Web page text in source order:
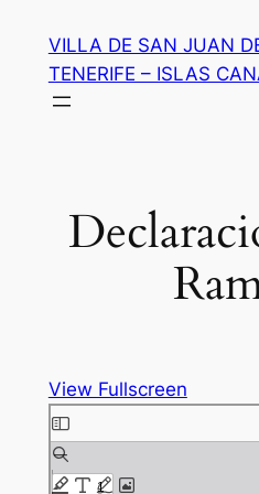
contenido
VILLA DE SAN JUAN
TENERIFE – ISLAS
View Fullscreen
Saltar
al
contenido